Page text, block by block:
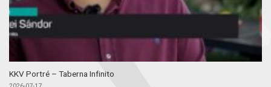
KKV Portré – Taberna Infinito